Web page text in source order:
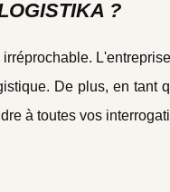
?
De plus, en tant
à toutes vos